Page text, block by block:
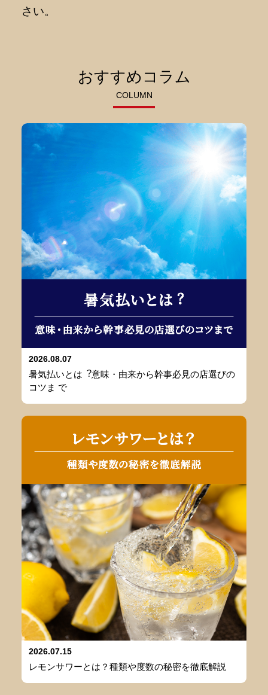
さい。
おすすめコラム
COLUMN
2026.08.07
暑気払いとは︖意味・由来から幹事必⾒の店選びの
コツま で
2026.07.15
レモンサワーとは？種類や度数の秘密を徹底解説